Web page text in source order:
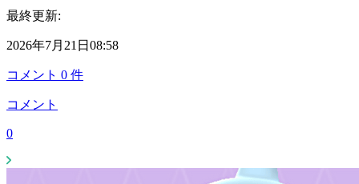
最終更新:
2026年7月21日08:58
コメント 0 件
コメント
0